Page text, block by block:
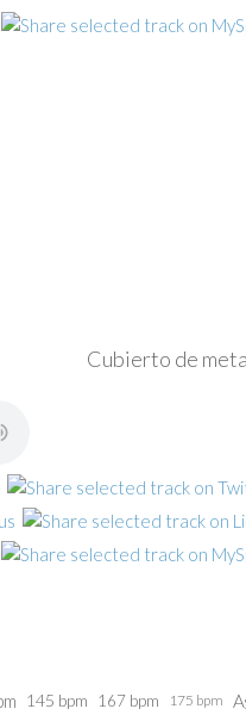
Cubierto de
145 bpm 167 bpm 175 bpm